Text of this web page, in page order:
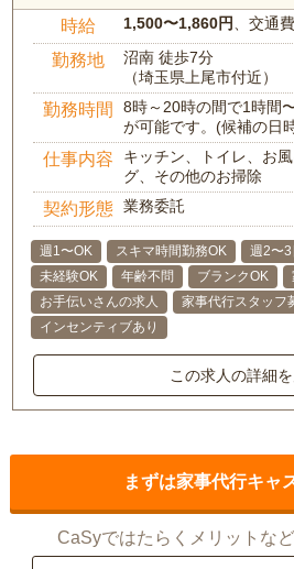
時給 1,500〜1,860円 、交通
勤務地
沼南 徒歩7分
（埼玉県上尾市付近）
勤務時間
8時～20時の間で1時間
が可能です。(候補の日
仕事内容
キッチン、トイレ、お
グ、その他のお掃除
契約形態 業務委託
週1〜OK スキマ時間勤務OK 週2〜
未経験OK
年齢不問 ブランクOK
お手伝いさんの求人
家事代行スタッフ
インセンティブあり
この求人の詳細
まずは家事代行キャ
CaSyではたらくメリットな